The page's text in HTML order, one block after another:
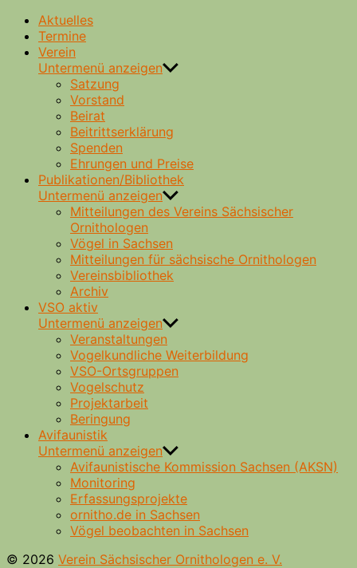
Aktuelles
Termine
Verein
Untermenü anzeigen
Satzung
Vorstand
Beirat
Beitrittserklärung
Spenden
Ehrungen und Preise
Publikationen/Bibliothek
Untermenü anzeigen
Mitteilungen des Vereins Sächsischer
Ornithologen
Vögel in Sachsen
Mitteilungen für sächsische Ornithologen
Vereinsbibliothek
Archiv
VSO aktiv
Untermenü anzeigen
Veranstaltungen
Vogelkundliche Weiterbildung
VSO-Ortsgruppen
Vogelschutz
Projektarbeit
Beringung
Avifaunistik
Untermenü anzeigen
Avifaunistische Kommission Sachsen (AKSN)
Monitoring
Erfassungsprojekte
ornitho.de in Sachsen
Vögel beobachten in Sachsen
© 2026 Verein Sächsischer Ornithologen e. V.